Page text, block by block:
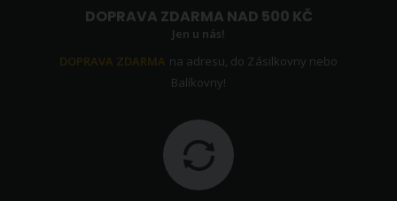
DOPRAVA ZDARMA NAD 500 KČ
Jen u nás!
DOPRAVA ZDARMA na adresu, do Zásilkovny nebo
Balíkovny!